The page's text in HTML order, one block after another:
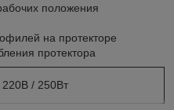
положения
на протекторе
протектора
220В / 250Вт